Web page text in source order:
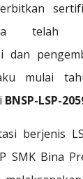
telah
dan
mulai
BNSP-LSP-
berjenis
SMK Bina